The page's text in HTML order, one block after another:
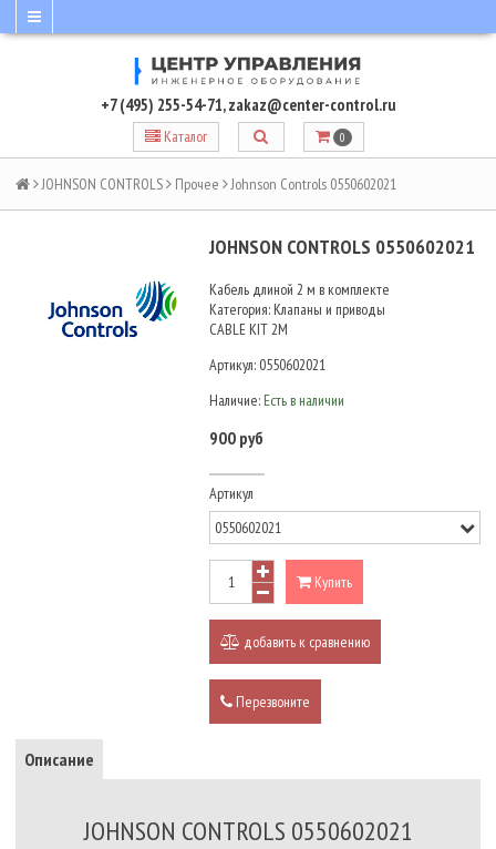
+7 (495) 255-54-71,zakaz@center-control.ru
Каталог 0
JOHNSON CONTROLS Прочее Johnson Controls 0550602021
JOHNSON CONTROLS 0550602021
Кабель длиной 2 м в комплекте
Категория: Клапаны и приводы
CABLE KIT 2M
Артикул: 0550602021
Наличие: Есть в наличии
900 руб
Артикул
Купить
добавить к сравнению
Перезвоните
Описание
JOHNSON CONTROLS 0550602021